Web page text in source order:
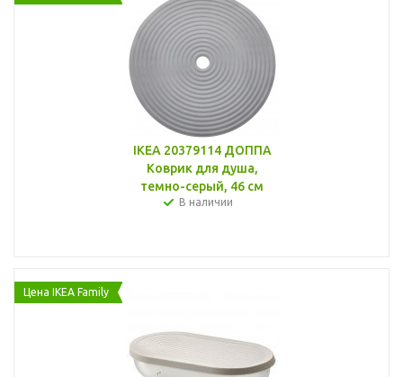
IKEA 20379114 ДОППА
Коврик для душа,
темно-серый, 46 см
В наличии
Цена IKEA Family